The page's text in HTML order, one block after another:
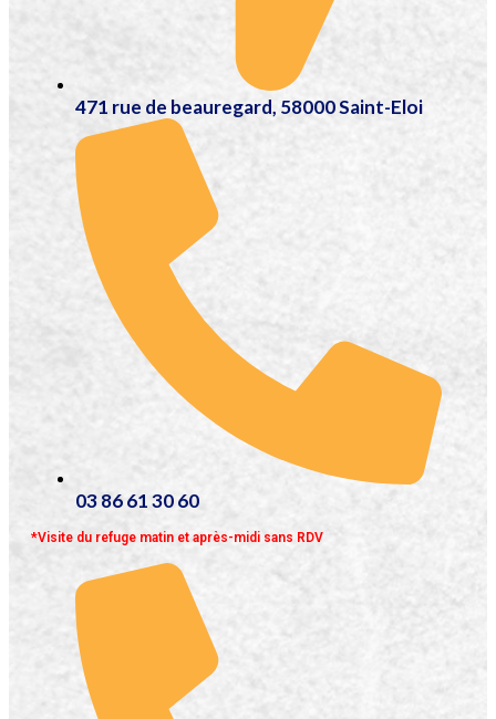
471 rue de beauregard, 58000 Saint-Eloi
03 86 61 30 60
*Visite du refuge matin et après-midi sans RDV